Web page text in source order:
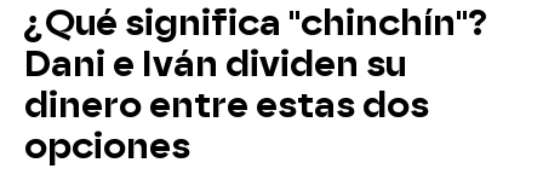
¿Qué significa "chinchín"?
Dani e Iván dividen su
dinero entre estas dos
opciones